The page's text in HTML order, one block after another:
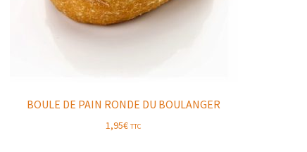
BOULE DE PAIN RONDE DU BOULANGER
1,95€ TTC